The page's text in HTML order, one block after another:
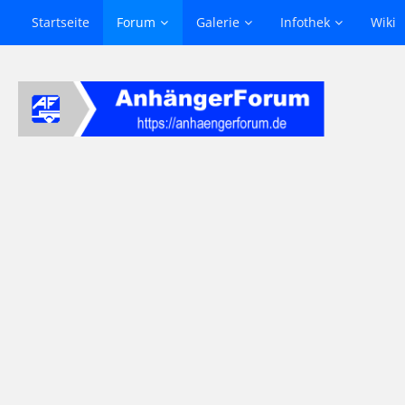
Startseite Forum Galerie Infothek Wiki